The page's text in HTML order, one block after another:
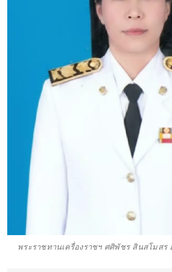
พระราชทานเครื่องราชฯ ศศิพัชร สินสโมสร